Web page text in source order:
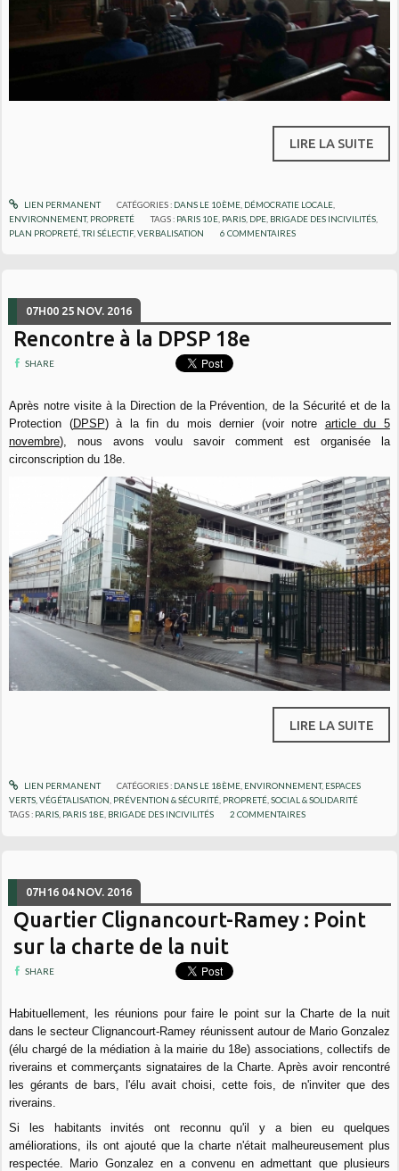
LIRE LA SUITE
LIEN PERMANENT CATÉGORIES : DANS LE 10ÈME, DÉMOCRATIE LOCALE,
ENVIRONNEMENT, PROPRETÉ TAGS : PARIS 10E PARIS DPE BRIGADE DES INCIVILITÉS
PLAN PROPRETÉ ,TRI SÉLECTIF,VERBALISATION 6 COMMENTAIRES
07H00 25 NOV. 2016
Rencontre à la DPSP 18e
SHARE
Après notre visite à la Direction de la Prévention, de la Sécurité et de la
Protection (DPSP) à la fin du mois dernier (voir notre article du 5
novembre), nous avons voulu savoir comment est organisée la
circonscription du 18e.
LIRE LA SUITE
LIEN PERMANENT CATÉGORIES : DANS LE 18ÈME, ENVIRONNEMENT, ESPACES
VERTS, VÉGÉTALISATION PRÉVENTION & SÉCURITÉ PROPRETÉ ,SOCIAL & SOLIDARITÉ
TAGS : PARIS PARIS 18E BRIGADE DES INCIVILITÉS 2 COMMENTAIRES
07H16 04 NOV. 2016
Quartier Clignancourt-Ramey : Point
sur la charte de la nuit
SHARE
Habituellement, les réunions pour faire le point sur la Charte de la nuit
dans le secteur Clignancourt-Ramey réunissent autour de Mario Gonzalez
(élu chargé de la médiation à la mairie du 18e) associations, collectifs de
riverains et commerçants signataires de la Charte. Après avoir rencontré
les gérants de bars, l'élu avait choisi, cette fois, de n'inviter que des
riverains.
Si les habitants invités ont reconnu qu'il y a bien eu quelques
améliorations, ils ont ajouté que la charte n'était malheureusement plus
respectée. Mario Gonzalez en a convenu en admettant que plusieurs